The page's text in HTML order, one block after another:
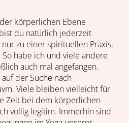
körperlichen Ebene
du natürlich jederzeit
zu einer spirituellen Praxis,
habe ich und viele andere
auch mal angefangen.
der Suche nach
Viele bleiben vielleicht für
Zeit bei dem körperlichen
völlig legitim. Immerhin sind